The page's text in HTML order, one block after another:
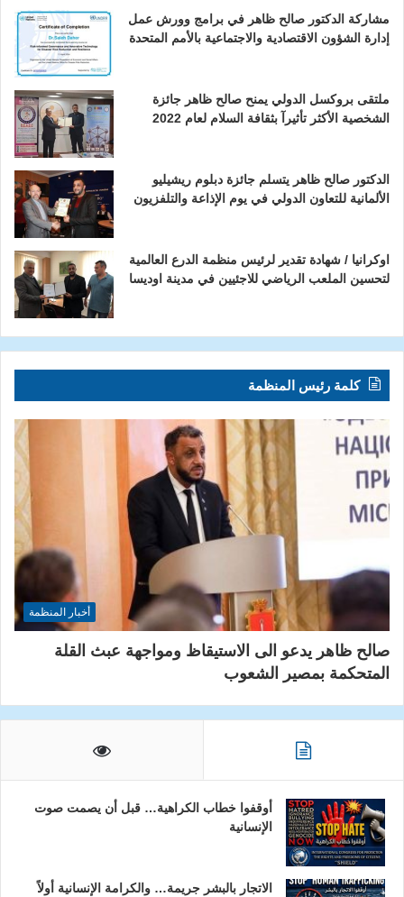
مشاركة الدكتور صالح ظاهر في برامج وورش عمل
إدارة الشؤون الاقتصادية والاجتماعية بالأمم المتحدة
ملتقى بروكسل الدولي يمنح صالح ظاهر جائزة
الشخصية الأكثر تأثيرآ بثقافة السلام لعام 2022
الدكتور صالح ظاهر يتسلم جائزة دبلوم ريشيليو
الألمانية للتعاون الدولي في يوم الإذاعة والتلفزيون
اوكرانيا / شهادة تقدير لرئيس منظمة الدرع العالمية
لتحسين الملعب الرياضي للاجئيين في مدينة اوديسا
كلمة رئيس المنظمة
أخبار المنظمة
صالح ظاهر يدعو الى الاستيقاظ ومواجهة عبث القلة
المتحكمة بمصير الشعوب
أوقفوا خطاب الكراهية… قبل أن يصمت صوت
الإنسانية
الاتجار بالبشر جريمة… والكرامة الإنسانية أولاً